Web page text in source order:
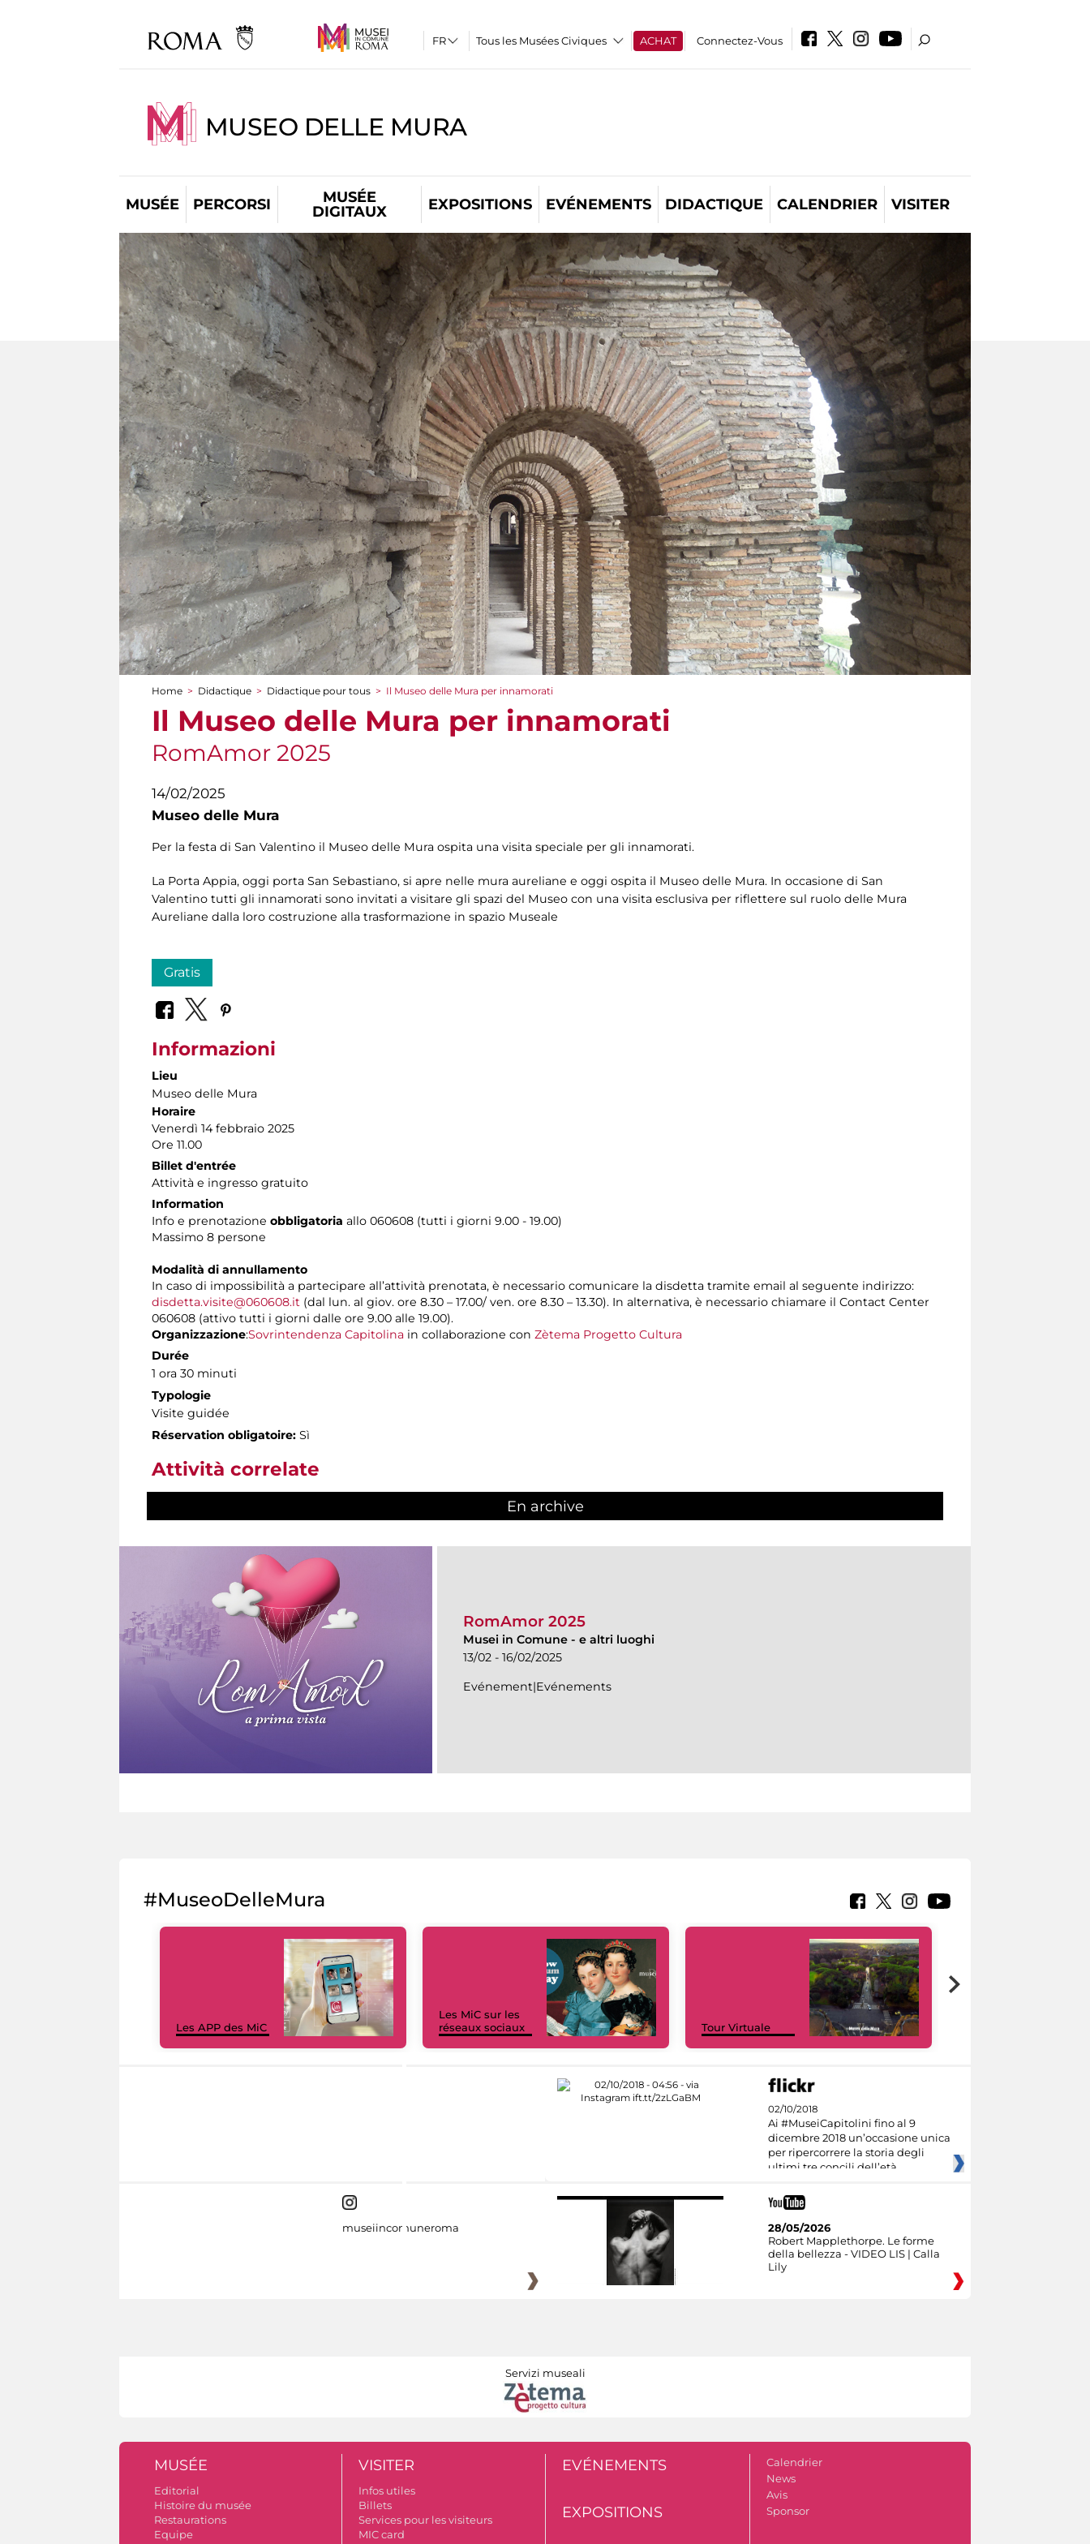
Tous les Musées Civiques ACHAT Connectez-Vous
MUSEO DELLE MURA
MUSÉE PERCORSI
MUSÉE
DIGITAUX
EXPOSITIONS EVÉNEMENTS DIDACTIQUE CALENDRIER VISITER
You are here
Home > Didactique > Didactique pour tous > Il Museo delle Mura per innamorati
Il Museo delle Mura per innamorati
RomAmor 2025
14/02/2025
Museo delle Mura
Per la festa di San Valentino il Museo delle Mura ospita una visita speciale per gli innamorati.
La Porta Appia, oggi porta San Sebastiano, si apre nelle mura aureliane e oggi ospita il Museo delle Mura. In occasione di San
Valentino tutti gli innamorati sono invitati a visitare gli spazi del Museo con una visita esclusiva per riflettere sul ruolo delle Mura
Aureliane dalla loro costruzione alla trasformazione in spazio Museale
Gratis
Informazioni
Lieu
Museo delle Mura
Horaire
Venerdì 14 febbraio 2025
Ore 11.00
Billet d'entrée
Attività e ingresso gratuito
Information
Info e prenotazione obbligatoria allo 060608 (tutti i giorni 9.00 - 19.00)
Massimo 8 persone
Modalità di annullamento
In caso di impossibilità a partecipare all’attività prenotata, è necessario comunicare la disdetta tramite email al seguente indirizzo:
disdetta.visite@060608.it (dal lun. al giov. ore 8.30 – 17.00/ ven. ore 8.30 – 13.30). In alternativa, è necessario chiamare il Contact Center
060608 (attivo tutti i giorni dalle ore 9.00 alle 19.00).
Organizzazione:Sovrintendenza Capitolina in collaborazione con Zètema Progetto Cultura
Durée
1 ora 30 minuti
Typologie
Visite guidée
Réservation obligatoire: Sì
Attività correlate
En archive
RomAmor 2025
Musei in Comune - e altri luoghi
13/02 - 16/02/2025
Evénement|Evénements
#MuseoDelleMura
Les APP des MiC
Les MiC sur les
réseaux sociaux
Tour Virtuale
02/10/2018
Ai #MuseiCapitolini fino al 9
dicembre 2018 un’occasione unica
per ripercorrere la storia degli
ultimi tre concili dell’età
museiincomuneroma
28/05/2026
Robert Mapplethorpe. Le forme
della bellezza - VIDEO LIS | Calla
Lily
Servizi museali
MUSÉE
Editorial
Histoire du musée
Restaurations
Equipe
VISITER
Infos utiles
Billets
Services pour les visiteurs
MIC card
EVÉNEMENTS
EXPOSITIONS
Calendrier
News
Avis
Sponsor